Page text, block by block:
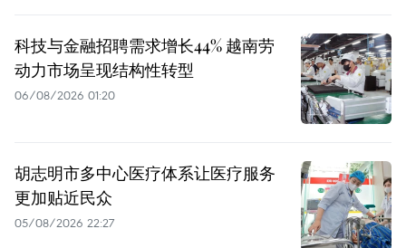
科技与金融招聘需求增长44% 越南劳
动力市场呈现结构性转型
06/08/2026 01:20
胡志明市多中心医疗体系让医疗服务
更加贴近民众
05/08/2026 22:27